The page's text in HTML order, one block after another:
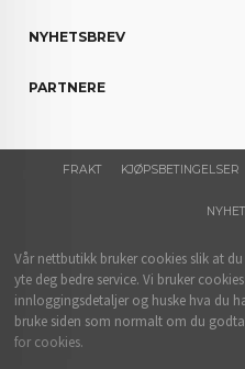
NYHETSBREV
PARTNERE
FRAKT KJØPSBETINGELSER
Vår nettbutikk bruker cookies slik at
yte deg bedre service. Vi bruker
innloggingsdetaljer og huske hva du
bruke siden som normalt om du
for cookies.